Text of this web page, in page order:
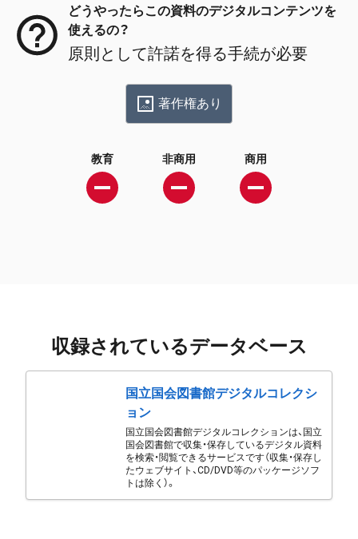
どうやったらこの資料のデジタルコンテンツを
使えるの？
原則として許諾を得る手続が必要
著作権あり
教育 非商用 商用
収録されているデータベース
国立国会図書館デジタルコレクシ
ョン
国立国会図書館デジタルコレクションは、国立
国会図書館で収集・保存しているデジタル資料
を検索・閲覧できるサービスです（収集・保存し
たウェブサイト、CD/DVD等のパッケージソフ
トは除く）。